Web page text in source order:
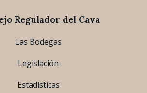
Regulador del Cava
Las Bodegas
Legislación
Estadísticas